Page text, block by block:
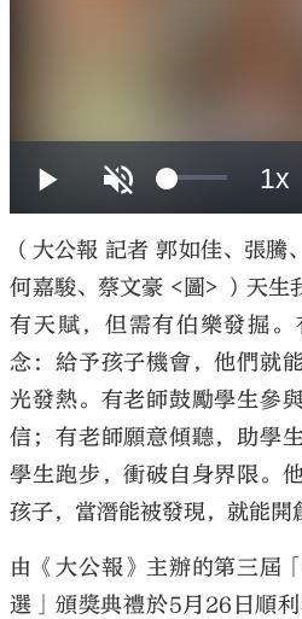
（大公報 記者 郭如佳、張騰
何嘉駿、蔡文豪 <圖> ）天生
有天賦，但需有伯樂發掘
念：給予孩子機會，他們就
光發熱。有老師鼓勵學生參
信；有老師願意傾聽，助學
學生跑步，衝破自身界限。
孩子，當潛能被發現，就能開
由《大公報》主辦的第三屆
選」頒獎典禮於5月26日順